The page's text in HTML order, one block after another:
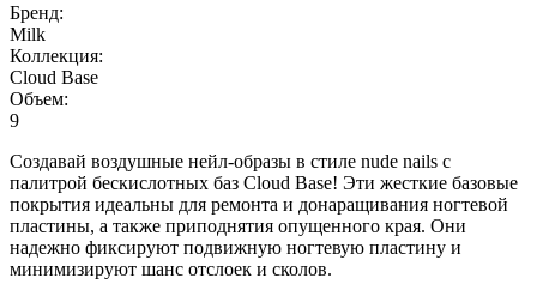
Бренд:
Milk
Коллекция:
Cloud Base
Объем:
9
Создавай воздушные нейл-образы в стиле nude nails с
палитрой бескислотных баз Cloud Base! Эти жесткие базовые
покрытия идеальны для ремонта и донаращивания ногтевой
пластины, а также приподнятия опущенного края. Они
надежно фиксируют подвижную ногтевую пластину и
минимизируют шанс отслоек и сколов.